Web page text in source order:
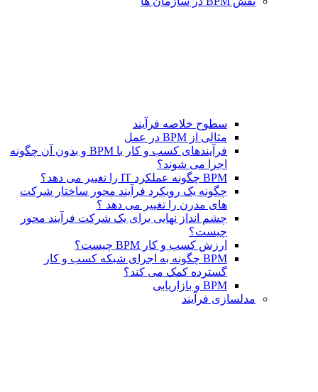
سطوح خلاصه فرآیند
مثالی از BPM در عمل
فرآیندهای کسب و کار با BPM و بدون آن چگونه
اجرا می شوند؟
BPM چگونه عملکرد IT را تغییر می دهد؟
چگونه یک رویکرد فرآیند محور ساختار شرکت
های مدرن را تغییر می دهد ؟
چشم انداز نهایی برای یک شرکت فرآیند محور
چیست؟
ارزش کسب و کار BPM چیست؟
BPM چگونه به اجرای شبکه کسب و کار
گسترده کمک می کند؟
BPM و بازاریابی
مدلسازی فرآیند